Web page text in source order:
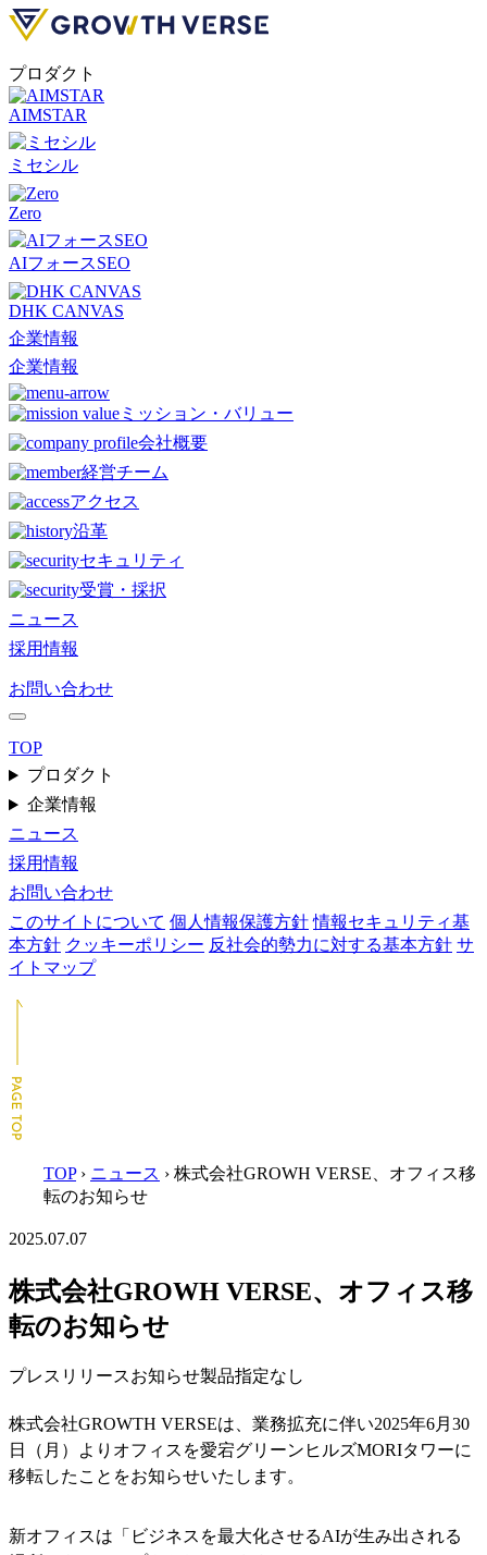
プロダクト
AIMSTAR
ミセシル
Zero
AIフォースSEO
DHK CANVAS
企業情報
企業情報
ミッション・バリュー
会社概要
経営チーム
アクセス
沿革
セキュリティ
受賞・採択
ニュース
採用情報
お問い合わせ
TOP
プロダクト
企業情報
ニュース
採用情報
お問い合わせ
このサイトについて 個人情報保護方針 情報セキュリティ基
本方針 クッキーポリシー 反社会的勢力に対する基本方針 サ
イトマップ
TOP › ニュース › 株式会社GROWH VERSE、オフィス移
転のお知らせ
2025.07.07
株式会社GROWH VERSE、オフィス移
転のお知らせ
プレスリリースお知らせ製品指定なし
株式会社GROWTH VERSEは、業務拡充に伴い2025年6月30
日（月）よりオフィスを愛宕グリーンヒルズMORIタワーに
移転したことをお知らせいたします。
新オフィスは「ビジネスを最大化させるAIが生み出される